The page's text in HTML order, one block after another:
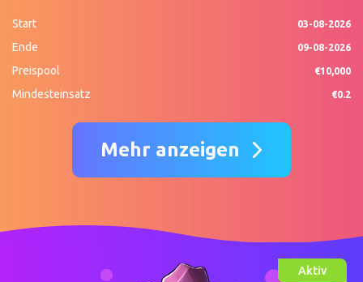
Start 03-08-2026
Ende 09-08-2026
Preispool €10,000
Mindesteinsatz €0.2
Mehr anzeigen
Aktiv